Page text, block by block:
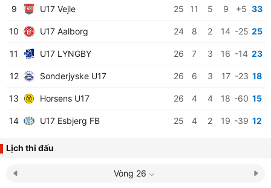
9 U17 Vejle 25 11 5 9 +5 33
10 U17 Aalborg 24 8 2 14 -25 25
11 U17 LYNGBY 26 7 3 16 -14 23
12 Sonderjyske U17 26 6 3 17 -23 18
13 Horsens U17 26 4 4 18 -60 15
14 U17 Esbjerg FB 25 4 2 19 -39 12
Lịch thi đấu
Vòng 26